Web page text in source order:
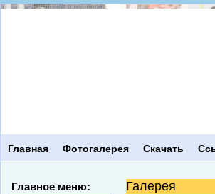
Главная Фотогалерея Скачать
Главное меню: Галерея